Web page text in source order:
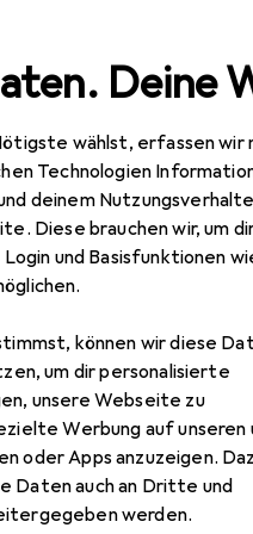
Deine
wählst, erfassen wir
Technologien
deinem
Diese brauchen wir, um
Login und Basisfunktionen
können wir diese
um dir personalisierte
unsere Webseite zu
Werbung auf unseren
oder Apps anzuzeigen.
Daten auch an Dritte und
werden.
+ Garten Werkzeug +
EUR
299,–
MakitaDGA
für
du passendes Zubehör
+ Ladegerät.